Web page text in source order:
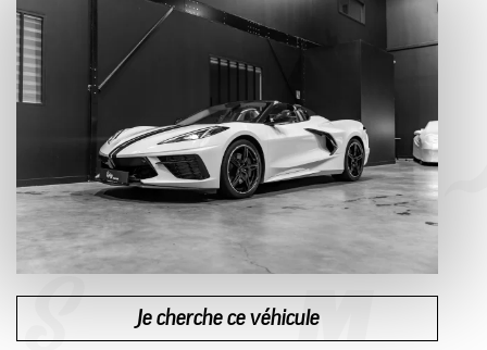
Je cherche ce véhicule